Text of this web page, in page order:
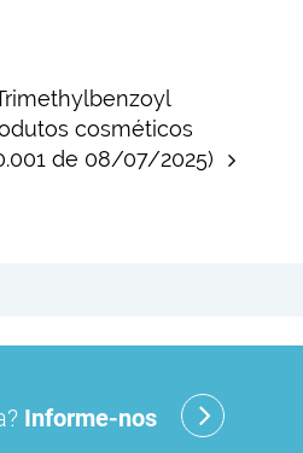
cosméticos
de 08/07/2025)
Informe-nos